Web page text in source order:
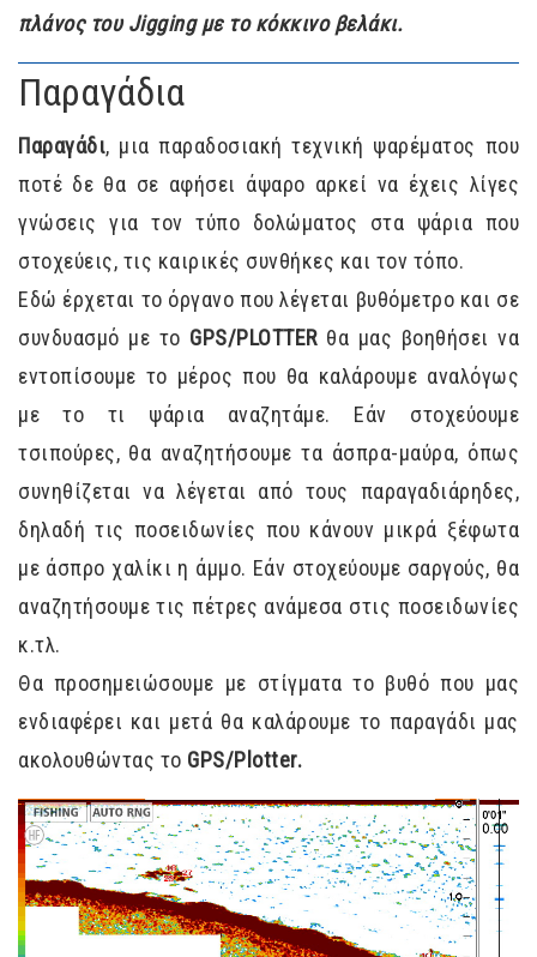
πλάνος του Jigging με το κόκκινο βελάκι.
Παραγάδια
Παραγάδι, μια παραδοσιακή τεχνική ψαρέματος που
ποτέ δε θα σε αφήσει άψαρο αρκεί να έχεις λίγες
γνώσεις για τον τύπο δολώματος στα ψάρια που
στοχεύεις, τις καιρικές συνθήκες και τον τόπο.
Εδώ έρχεται το όργανο που λέγεται βυθόμετρο και σε
συνδυασμό με το GPS/PLOTTERθα μας βοηθήσει να
εντοπίσουμε το μέρος που θα καλάρουμε αναλόγως
με το τι ψάρια αναζητάμε. Εάν στοχεύουμε
τσιπούρες, θα αναζητήσουμε τα άσπρα-μαύρα, όπως
συνηθίζεται να λέγεται από τους παραγαδιάρηδες,
δηλαδή τις ποσειδωνίες που κάνουν μικρά ξέφωτα
με άσπρο χαλίκι η άμμο. Εάν στοχεύουμε σαργούς, θα
αναζητήσουμε τις πέτρες ανάμεσα στις ποσειδωνίες
κ.τλ.
Θα προσημειώσουμε με στίγματα το βυθό που μας
ενδιαφέρει και μετά θα καλάρουμε το παραγάδι μας
ακολουθώντας το GPS/Plotter.